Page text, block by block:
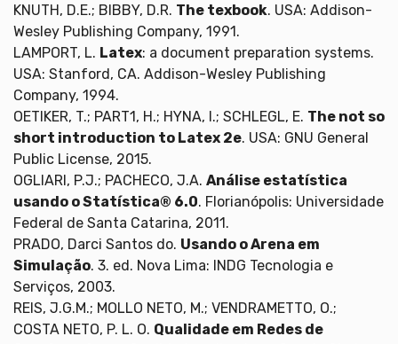
KNUTH, D.E.; BIBBY, D.R. The texbook. USA: Addison-
Wesley Publishing Company, 1991.
LAMPORT, L. Latex: a document preparation systems.
USA: Stanford, CA. Addison-Wesley Publishing
Company, 1994.
OETIKER, T.; PART1, H.; HYNA, I.; SCHLEGL, E. The not so
short introduction to Latex 2e. USA: GNU General
Public License, 2015.
OGLIARI, P.J.; PACHECO, J.A. Análise estatística
usando o Statística® 6.0. Florianópolis: Universidade
Federal de Santa Catarina, 2011.
PRADO, Darci Santos do. Usando o Arena em
Simulação. 3. ed. Nova Lima: INDG Tecnologia e
Serviços, 2003.
REIS, J.G.M.; MOLLO NETO, M.; VENDRAMETTO, O.;
COSTA NETO, P. L. O. Qualidade em Redes de